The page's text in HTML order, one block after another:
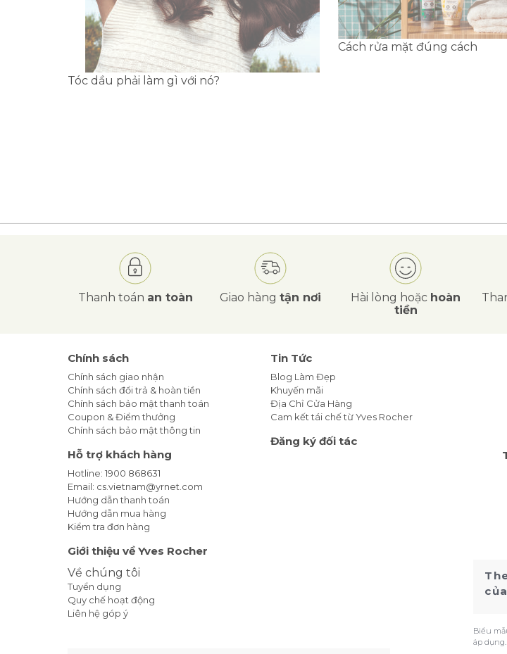
Tóc dầu phải làm gì với nó?
Cách rửa mặt đúng cách
Thanh toán an toàn Giao hàng tận nơi Hài lòng hoặc hoàn
tiền
Biểu
áp dụng.
Chính sách
Chính sách giao nhận
Chính sách đổi trả & hoàn tiền
Chính sách bảo mật thanh toán
Coupon & Điểm thưởng
Chính sách bảo mật thông tin
Hỗ trợ khách hàng
Hotline: 1900 868631
Email: cs.vietnam@yrnet.com
Hướng dẫn thanh toán
Hướng dẫn mua hàng
Kiểm tra đơn hàng
Giới thiệu về Yves Rocher
Về chúng tôi
Tuyển dụng
Quy chế hoạt động
Liên hệ góp ý
Tin Tức
Blog Làm Đẹp
Khuyến mãi
Địa Chỉ Cửa Hàng
Cam kết tái chế từ Yves Rocher
Đăng ký đối tác